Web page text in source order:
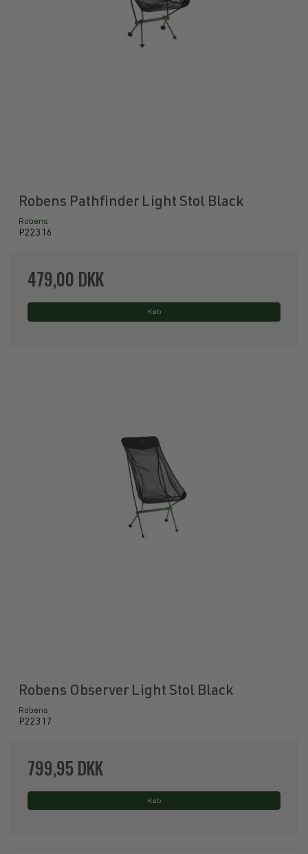
Robens Pathfinder Light Stol Black
Robens
P22316
479,00 DKK
Køb
Robens Observer Light Stol Black
Robens
P22317
799,95 DKK
Køb